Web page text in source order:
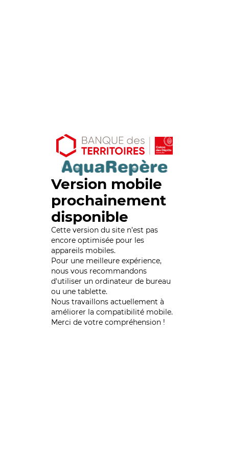
Version mobile
prochainement
disponible
Cette version du site n’est pas
encore optimisée pour les
appareils mobiles.
Pour une meilleure expérience,
nous vous recommandons
d'utiliser un ordinateur de bureau
ou une tablette.
Nous travaillons actuellement à
améliorer la compatibilité mobile.
Merci de votre compréhension !